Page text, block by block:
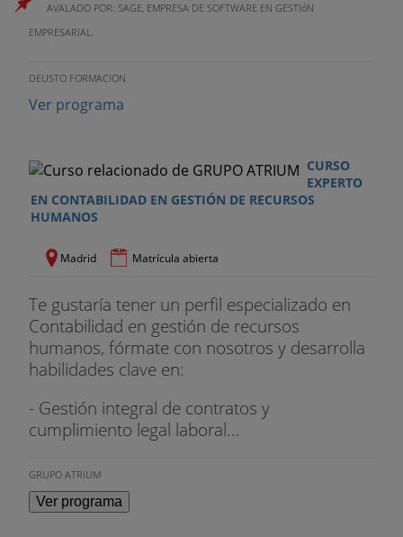
AVALADO POR: SAGE, EMPRESA DE SOFTWARE EN GESTIóN
EMPRESARIAL.
DEUSTO FORMACION
Ver programa
CURSO
EXPERTO
EN CONTABILIDAD EN GESTIÓN DE RECURSOS
HUMANOS
Madrid Matrícula abierta
Te gustaría tener un perfil especializado en
Contabilidad en gestión de recursos
humanos, fórmate con nosotros y desarrolla
habilidades clave en:
- Gestión integral de contratos y
cumplimiento legal laboral...
GRUPO ATRIUM
Ver programa